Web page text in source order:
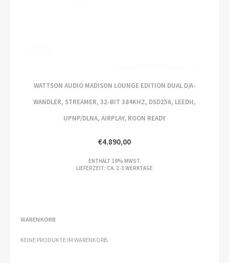
WATTSON AUDIO MADISON LOUNGE EDITION DUAL D/A-
WANDLER, STREAMER, 32-BIT 384KHZ, DSD256, LEEDH,
UPNP/DLNA, AIRPLAY, ROON READY
€4.890,00
ENTHÄLT 19% MWST.
LIEFERZEIT: CA. 2-3 WERKTAGE
WARENKORB
KEINE PRODUKTE IM WARENKORB.